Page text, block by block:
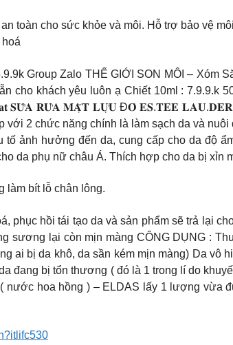
toàn cho sức khỏe và môi. Hỗ trợ bảo vệ
Group Zalo THẾ GIỚI SON MÔI – Xóm
cho khách yêu luôn ạ Chiết 10ml : 7.9.9.k
𝐒𝐔̛̃𝐀 𝐑𝐔̛̉𝐀 𝐌𝐀̣̆𝐓 𝐋𝐔̛̣𝐔 Đ𝐎̉ 𝐄𝐒.𝐓𝐄𝐄 𝐋𝐀𝐔.𝐃𝐄𝐑
2 chức năng chính là làm sạch da và
ảnh hưởng đến da, cung cấp cho da độ
da phụ nữ châu Á. Thích hợp cho da bị xỉn
làm bít lỗ chân lông.
hồi tái tạo da và sản phẩm sẽ trả lại
lại còn mịn màng CÔNG DỤNG :
ai bị da khô, da sần kém mịn màng) Da vô
đang bị tổn thương ( đó là 1 trong lí do
hoa hồng ) – ELDAS lấy 1 lượng vừa